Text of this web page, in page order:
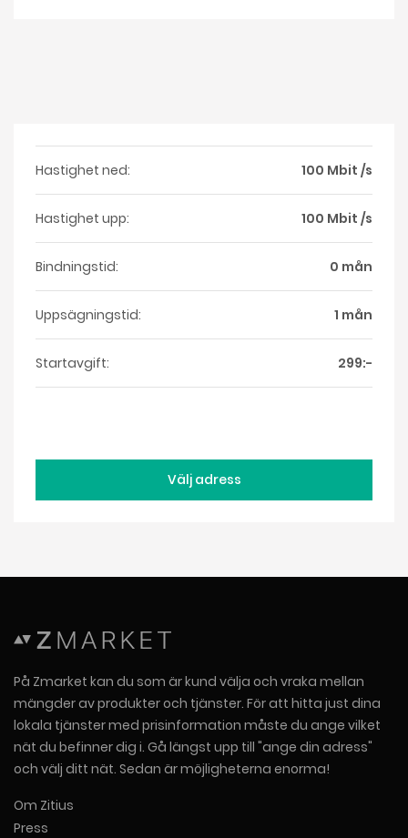
Hastighet ned: 100 Mbit /s
Hastighet upp: 100 Mbit /s
Bindningstid: 0 mån
Uppsägningstid: 1 mån
Startavgift: 299:-
Välj adress
På Zmarket kan du som är kund välja och vraka mellan
mängder av produkter och tjänster. För att hitta just dina
lokala tjänster med prisinformation måste du ange vilket
nät du befinner dig i. Gå längst upp till "ange din adress"
och välj ditt nät. Sedan är möjligheterna enorma!
Om Zitius
Press